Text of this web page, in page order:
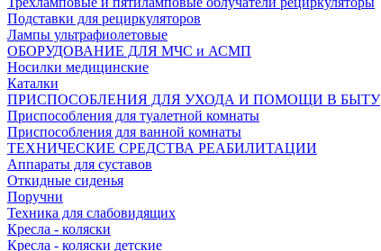
Подставки для рециркуляторов
Лампы ультрафиолетовые
ОБОРУДОВАНИЕ ДЛЯ МЧС и АСМП
Носилки медицинские
Каталки
ПРИСПОСОБЛЕНИЯ ДЛЯ УХОДА И ПОМОЩИ В БЫТУ
Приспособления для туалетной комнаты
Приспособления для ванной комнаты
ТЕХНИЧЕСКИЕ СРЕДСТВА РЕАБИЛИТАЦИИ
Аппараты для суставов
Откидные сиденья
Поручни
Техника для слабовидящих
Кресла - коляски
Кресла - коляски детские